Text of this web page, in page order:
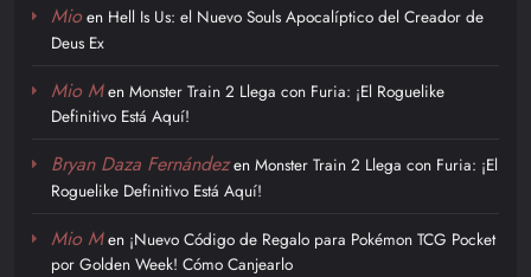
Mioen Hell Is Us: el Nuevo Souls Apocalíptico del Creador de
Deus Ex
Mio Men Monster Train 2 Llega con Furia: ¡El Roguelike
Definitivo Está Aquí!
Bryan Daza Fernándezen Monster Train 2 Llega con Furia: ¡El
Roguelike Definitivo Está Aquí!
Mio Men ¡Nuevo Código de Regalo para Pokémon TCG Pocket
por Golden Week! Cómo Canjearlo